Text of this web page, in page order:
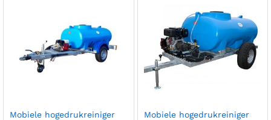
Mobiele hogedrukreiniger
Mobiele hogedrukreiniger